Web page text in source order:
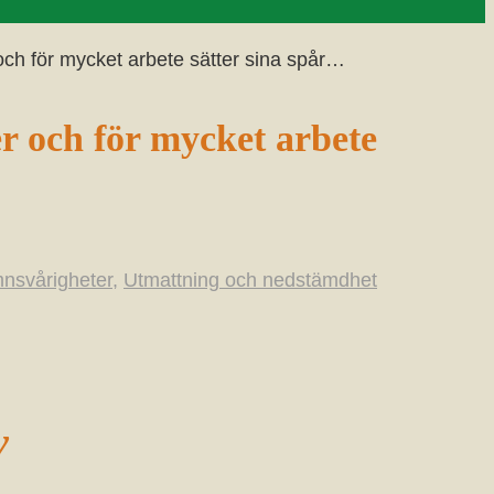
för mycket arbete sätter sina spår…
och för mycket arbete
, Utmattning och nedstämdhet